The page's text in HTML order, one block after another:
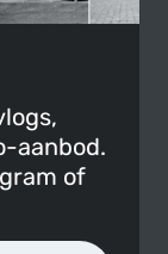
aanbod.
of